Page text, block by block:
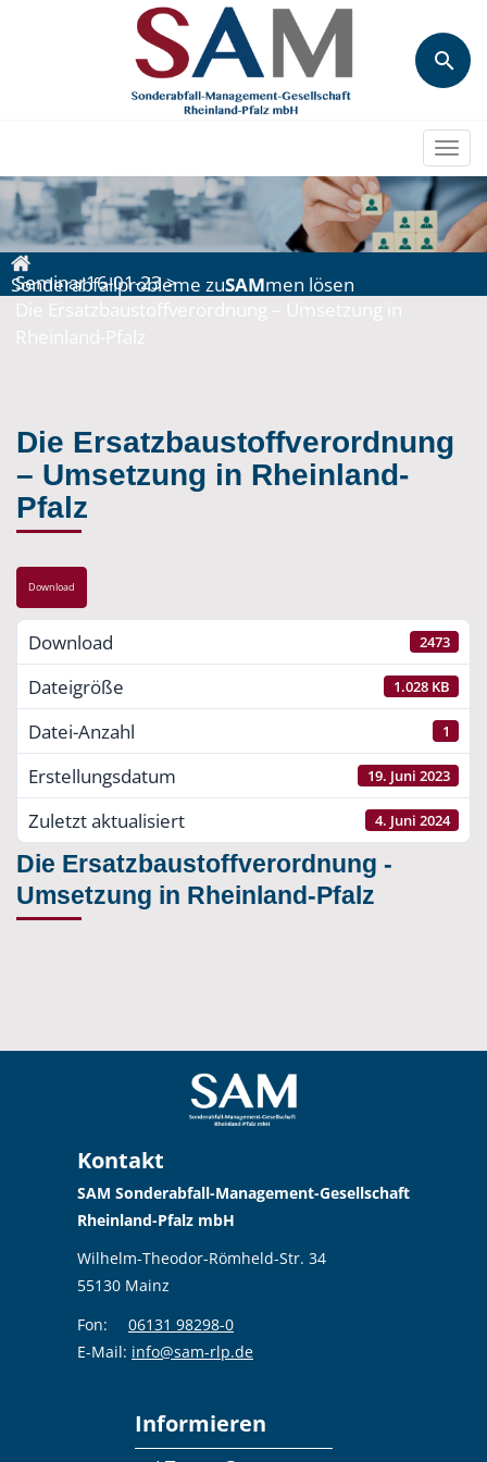
Seminar16-01-23>
Sonderabfallprobleme zuSAMmen lösen
Die Ersatzbaustoffverordnung
– Umsetzung in Rheinland-
Pfalz
Download
Download 2473
Dateigröße 1.028 KB
Datei-Anzahl 1
Erstellungsdatum 19. Juni 2023
Zuletzt aktualisiert 4. Juni 2024
Die Ersatzbaustoffverordnung -
Umsetzung in Rheinland-Pfalz
Kontakt
SAM Sonderabfall-Management-Gesellschaft
Rheinland-Pfalz mbH
Wilhelm-Theodor-Römheld-Str. 34
55130 Mainz
Fon:
06131 98298-0
E-Mail: info@sam-rlp.de
Informieren